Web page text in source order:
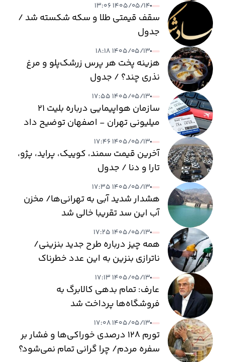
۱۴۰۵/۰۵/۱۴ ۱۳:۰۶
سقف قیمتی طلا و سکه شکسته شد /
جدول
۱۴۰۵/۰۵/۱۳ ۱۸:۱۸
هزینه پخت هر پرس زرشک‌پلو و مرغ
نذری چند؟ / جدول
۱۴۰۵/۰۵/۱۳ ۱۷:۵۵
سازمان هواپیمایی درباره بلیت ۲۱
میلیونی تهران - اصفهان توضیح داد
۱۴۰۵/۰۵/۱۳ ۱۷:۴۶
آخرین قیمت سمند، کوییک، پراید، پژو،
تارا و دنا / جدول
۱۴۰۵/۰۵/۱۳ ۱۷:۳۵
هشدار شدید آبی به تهرانی‌ها/ مخزن
آب این سد تقریبا خالی شد
۱۴۰۵/۰۵/۱۳ ۱۷:۲۵
همه چیز درباره طرح جدید بنزینی/
ناترازی بنزین به این عدد خطرناک
می‌رسد
۱۴۰۵/۰۵/۱۳ ۱۷:۱۳
عارف: تمام بدهی کالابرگ به
فروشگاه‌ها پرداخت شد
۱۴۰۵/۰۵/۱۳ ۱۷:۰۸
تورم ۱۲۸ درصدی خوراکی‌ها و فشار بر
سفره مردم/ چرا گرانی تمام نمی‌شود؟